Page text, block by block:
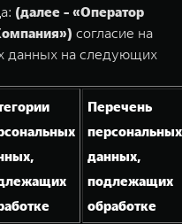
TANK 700
признания
10 199 000 ₽
(далее - «Оператор
согласие на
данных на следующих
Перечень
персональных
данных,
подлежащих
обработке